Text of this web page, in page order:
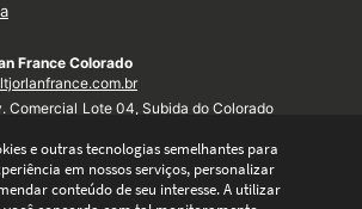
France Colorado
Comercial Lote 04, Subida do Colorado
e outras tecnologias semelhantes para
em nossos serviços, personalizar
conteúdo de seu interesse. A utilizar